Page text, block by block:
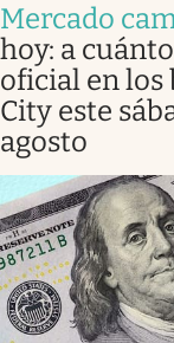
Mercado
hoy: a
oficial en los
City este
agosto